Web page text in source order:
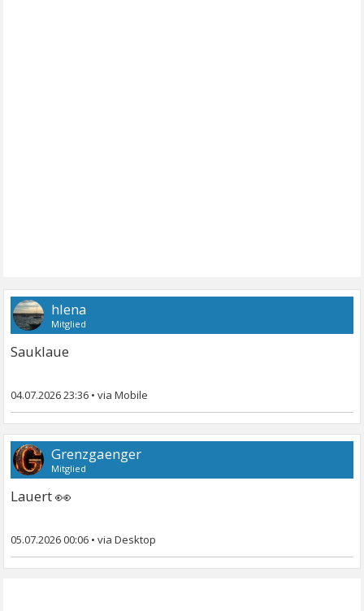
hlena
Mitglied
Sauklaue
04.07.2026 23:36 •
Grenzgaenger
Mitglied
Lauert👀
05.07.2026 00:06 •